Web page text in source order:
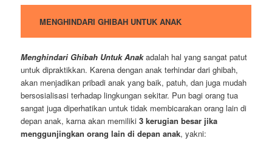
MENGHINDARI GHIBAH UNTUK ANAK
Menghindari Ghibah Untuk Anakadalah hal yang sangat patut
untuk dipraktikkan. Karena dengan anak terhindar dari ghibah,
akan menjadikan pribadi anak yang baik, patuh, dan juga mudah
bersosialisasi terhadap lingkungan sekitar. Pun bagi orang tua
sangat juga diperhatikan untuk tidak membicarakan orang lain di
depan anak, karna akan memiliki3 kerugian besar jika
menggunjingkan orang lain di depan anak, yakni: